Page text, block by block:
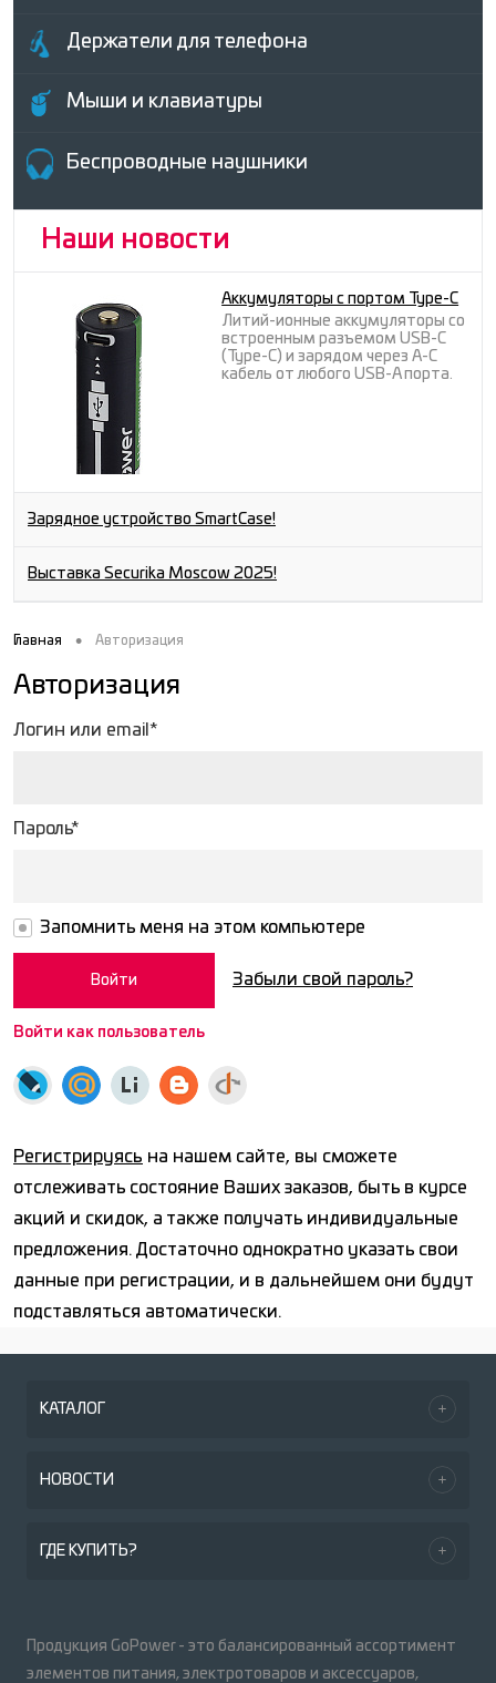
Держатели для телефона
Мыши и клавиатуры
Беcпроводные наушники
Наши новости
Аккумуляторы с портом Type-C
Литий-ионные аккумуляторы со
встроенным разъемом USB-C
(Type-C) и зарядом через A-C
кабель от любого USB-A порта.
Зарядное устройство SmartCase!
Выставка Securika Moscow 2025!
Главная • Авторизация
Авторизация
Логин или email*
Пароль*
Запомнить меня на этом компьютере
Забыли свой пароль?
Войти как пользователь
Регистрируясь на нашем сайте, вы сможете
отслеживать состояние Ваших заказов, быть в курсе
акций и скидок, а также получать индивидуальные
предложения. Достаточно однократно указать свои
данные при регистрации, и в дальнейшем они будут
подставляться автоматически.
КАТАЛОГ
НОВОСТИ
ГДЕ КУПИТЬ?
Продукция GoPower - это балансированный ассортимент
элементов питания, электротоваров и аксессуаров,